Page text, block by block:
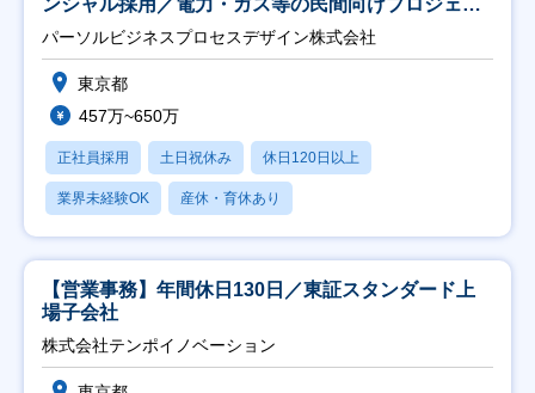
ト推進】
パーソルビジネスプロセスデザイン株式会社
東京都
457万~650万
正社員採用 土日祝休み 休日120日以上
業界未経験OK 産休・育休あり
【営業事務】年間休日130日／東証スタンダード上
場子会社
株式会社テンポイノベーション